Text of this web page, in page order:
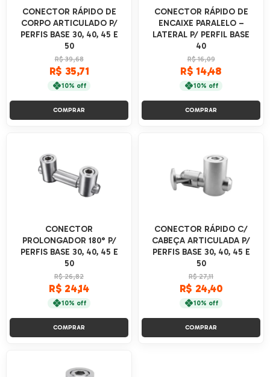
CONECTOR RÁPIDO DE
CORPO ARTICULADO P/
PERFIS BASE 30, 40, 45 E
50
R$ 39,68
R$ 35,71
10% off
COMPRAR
CONECTOR RÁPIDO DE
ENCAIXE PARALELO –
LATERAL P/ PERFIL BASE
40
R$ 16,09
R$ 14,48
10% off
COMPRAR
CONECTOR
PROLONGADOR 180° P/
PERFIS BASE 30, 40, 45 E
50
R$ 26,82
R$ 24,14
10% off
COMPRAR
CONECTOR RÁPIDO C/
CABEÇA ARTICULADA P/
PERFIS BASE 30, 40, 45 E
50
R$ 27,11
R$ 24,40
10% off
COMPRAR